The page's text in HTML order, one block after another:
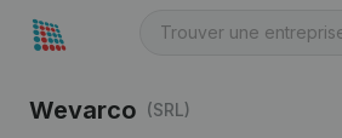
Wevarco (SRL)